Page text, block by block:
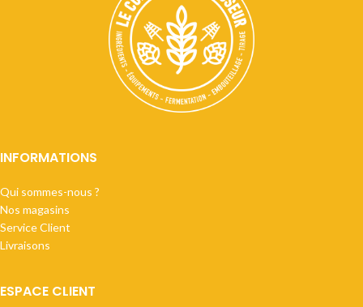
INFORMATIONS
Qui sommes-nous ?
Nos magasins
Service Client
Livraisons
ESPACE CLIENT